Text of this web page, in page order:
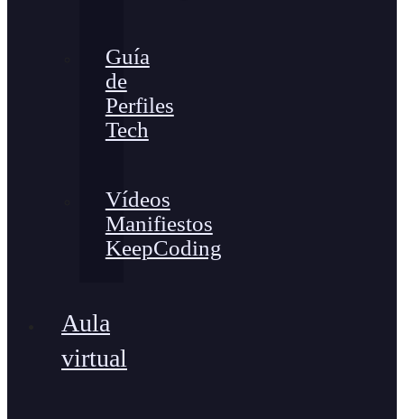
Guía
de
Perfiles
Tech
Vídeos
Manifiestos
KeepCoding
Aula
virtual